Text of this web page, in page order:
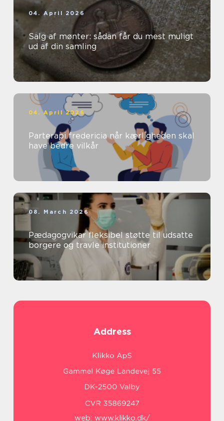
04. April 2026
Salg af mønter: sådan får du mest muligt
ud af din samling
04. April 2026
Parterapi fredericia når kærligheden skal
have bedre vilkår
08. March 2026
Pædagogvikar fleksibel støtte til udsatte
borgere og travle institutioner
Address
web: www.klikko.dk/